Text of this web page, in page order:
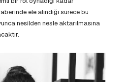
ele alındığı sürece bu
nesilden nesle aktarılmasına